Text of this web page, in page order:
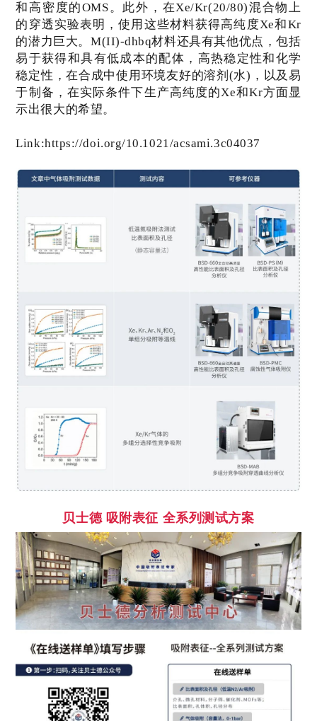
和高密度的OMS 。此外，在Xe/Kr(20/80)混合物上
的穿透实验表明，使用这些材料获得高纯度Xe和Kr
的潜力巨大。 M(II)-dhbq材料还具有其他优点，包括
易于获得和具有低成本的配体，高热稳定性和化学
稳定性，在合成中使用环境友好的溶剂 (水) ，以及易
于制备，在实际条件下生产高纯度的Xe和Kr方面显
示出很大的希望。
Link:https://doi.org/10.1021/acsami.3c04037
贝士德 吸附表征 全系列测试方案